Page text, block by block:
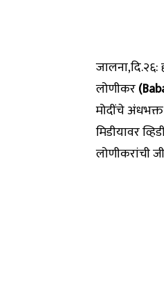
लोणीकर
मोदींचे
मिडीयावर
लोणीकरांची